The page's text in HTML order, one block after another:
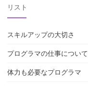
リスト
スキルアップの大切さ
プログラマの仕事について
体力も必要なプログラマ